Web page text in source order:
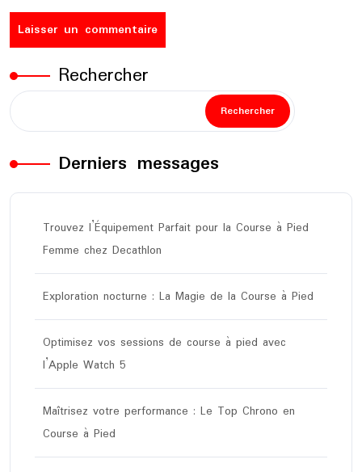
Rechercher
Rechercher
Derniers messages
Trouvez l’Équipement Parfait pour la Course à Pied
Femme chez Decathlon
Exploration nocturne : La Magie de la Course à Pied
Optimisez vos sessions de course à pied avec
l’Apple Watch 5
Maîtrisez votre performance : Le Top Chrono en
Course à Pied